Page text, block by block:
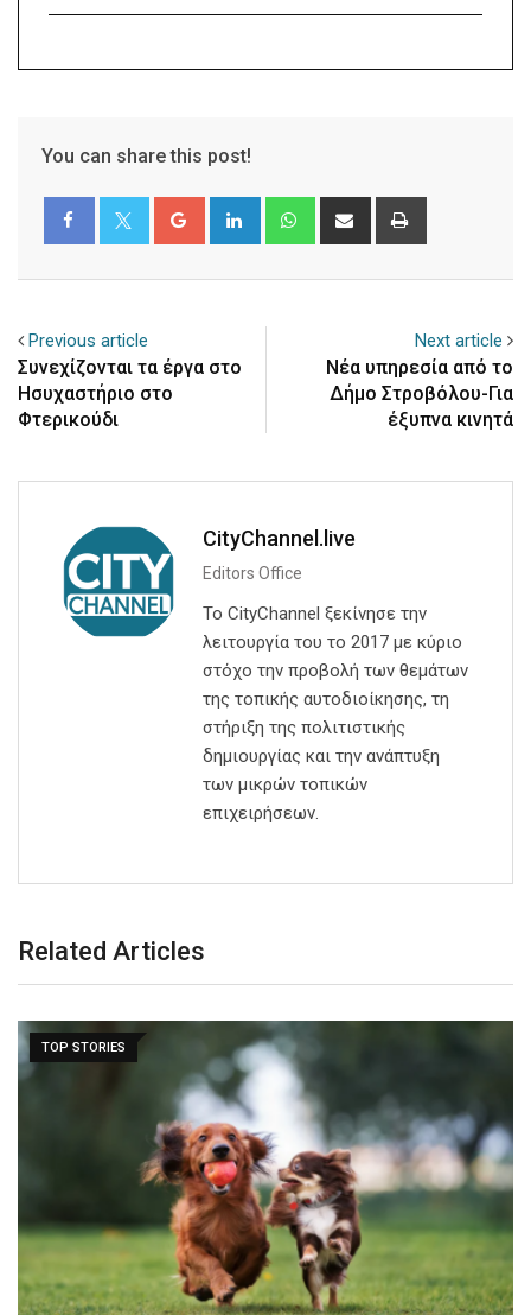
You can share this post!
Google+ LinkedIn WhatsappShare
Previous article
Συνεχίζονται τα έργα στο
Ησυχαστήριο στο
Φτερικούδι
Next article
Νέα υπηρεσία από το
Δήμο Στροβόλου-Για
έξυπνα κινητά
CityChannel.live
Editors Office
Το CityChannel ξεκίνησε την
λειτουργία του το 2017 με κύριο
στόχο την προβολή των θεμάτων
της τοπικής αυτοδιοίκησης, τη
στήριξη της πολιτιστικής
δημιουργίας και την ανάπτυξη
των μικρών τοπικών
επιχειρήσεων.
Related Articles
TOP STORIES